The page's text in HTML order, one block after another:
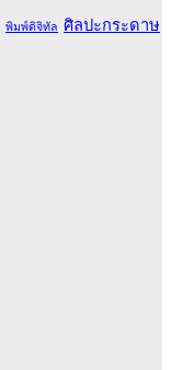
พิมพ์ดิจิทัล ศิลปะกระดาษ